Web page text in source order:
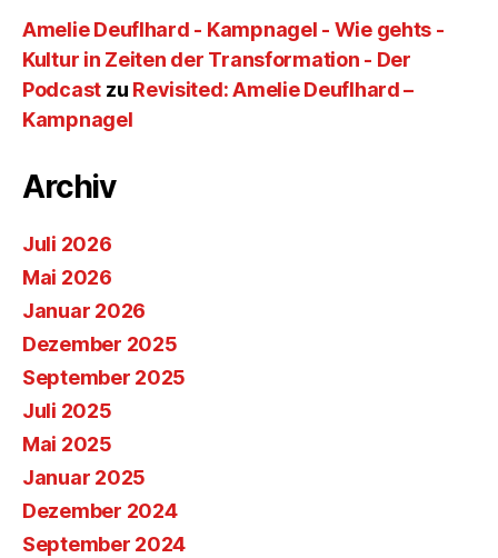
Amelie Deuflhard - Kampnagel - Wie gehts -
Kultur in Zeiten der Transformation - Der
Podcast zu Revisited: Amelie Deuflhard –
Kampnagel
Archiv
Juli 2026
Mai 2026
Januar 2026
Dezember 2025
September 2025
Juli 2025
Mai 2025
Januar 2025
Dezember 2024
September 2024